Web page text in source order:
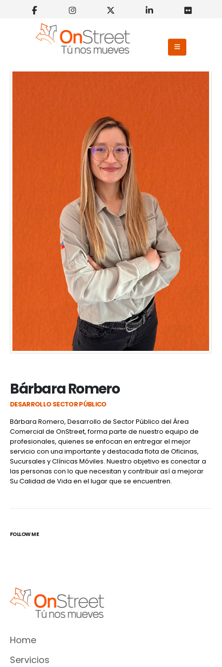
Bárbara Romero
DESARROLLO SECTOR PÚBLICO
Bárbara Romero, Desarrollo de Sector Público del Área
Comercial de OnStreet, forma parte de nuestro equipo de
profesionales, quienes se enfocan en entregar el mejor
servicio con una importante y destacada flota de Oficinas,
Sucursales y Clínicas Móviles. Nuestro objetivo es conectar a
las personas con lo que necesitan y contribuir así a mejorar
Su Calidad de Vida en el lugar que se encuentren.
FOLLOW ME
Home
Servicios